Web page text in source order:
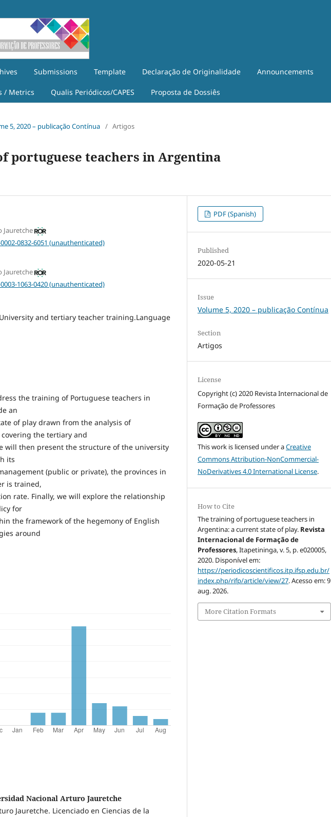
Submissions Template Declaração de Originalidade Announcements
/ Metrics Qualis Periódicos/CAPES Proposta de Dossiês
5, 2020 – publicação Contínua / Artigos
portuguese teachers in Argentina
Jauretche
0832-6051 (unauthenticated)
Jauretche
1063-0420 (unauthenticated)
and tertiary teacher training.Language
the training of Portuguese teachers in
an
of play drawn from the analysis of
the tertiary and
will then present the structure of the university
its
(public or private), the provinces in
is trained,
rate. Finally, we will explore the relationship
for
the framework of the hegemony of English
around
Nacional Arturo Jauretche
Jauretche. Licenciado en Ciencias de la
PDF (Spanish)
Published
2020-05-21
Issue
Volume 5, 2020 – publicação Contínua
Section
Artigos
License
Copyright (c) 2020 Revista Internacional de
Formação de Professores
This work is licensed under aCreative
Commons Attribution-NonCommercial-
NoDerivatives 4.0 International License.
How to Cite
The training of portuguese teachers in
Argentina: a current state of play. Revista
Internacional de Formação de
Professores, Itapetininga, v. 5, p. e020005,
2020. Disponível em:
https://periodicoscientificos.itp.ifsp.edu.br/
index.php/rifp/article/view/27. Acesso em: 9
aug. 2026.
More Citation Formats